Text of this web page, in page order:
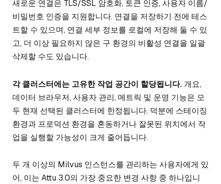
새로운 연결은 TLS/SSL 암호화, 토큰 인증, 사용자 이름/
비밀번호 인증을 지원합니다. 연결을 저장하기 전에 테스
트할 수 있으며, 연결 세부 정보를 로컬에 저장해 둘 수 있
고, 더 이상 필요하지 않은 구 환경의 비활성 연결을 일괄
삭제할 수도 있습니다.
각 클러스터에는 고유한 작업 공간이 할당됩니다. 개요,
데이터 브라우저, 사용자 관리, 메트릭 및 운영 기능은 모
두 현재 선택된 클러스터에 한정됩니다. 덕분에 스테이징
환경과 프로덕션 환경을 혼동하거나 잘못된 위치에서 작
업을 실행할 가능성이 크게 줄어듭니다.
두 개 이상의 Milvus 인스턴스를 관리하는 사용자에게 있
어, 이는 Attu 3.0의 가장 중요한 변경 사항 중 하나입니